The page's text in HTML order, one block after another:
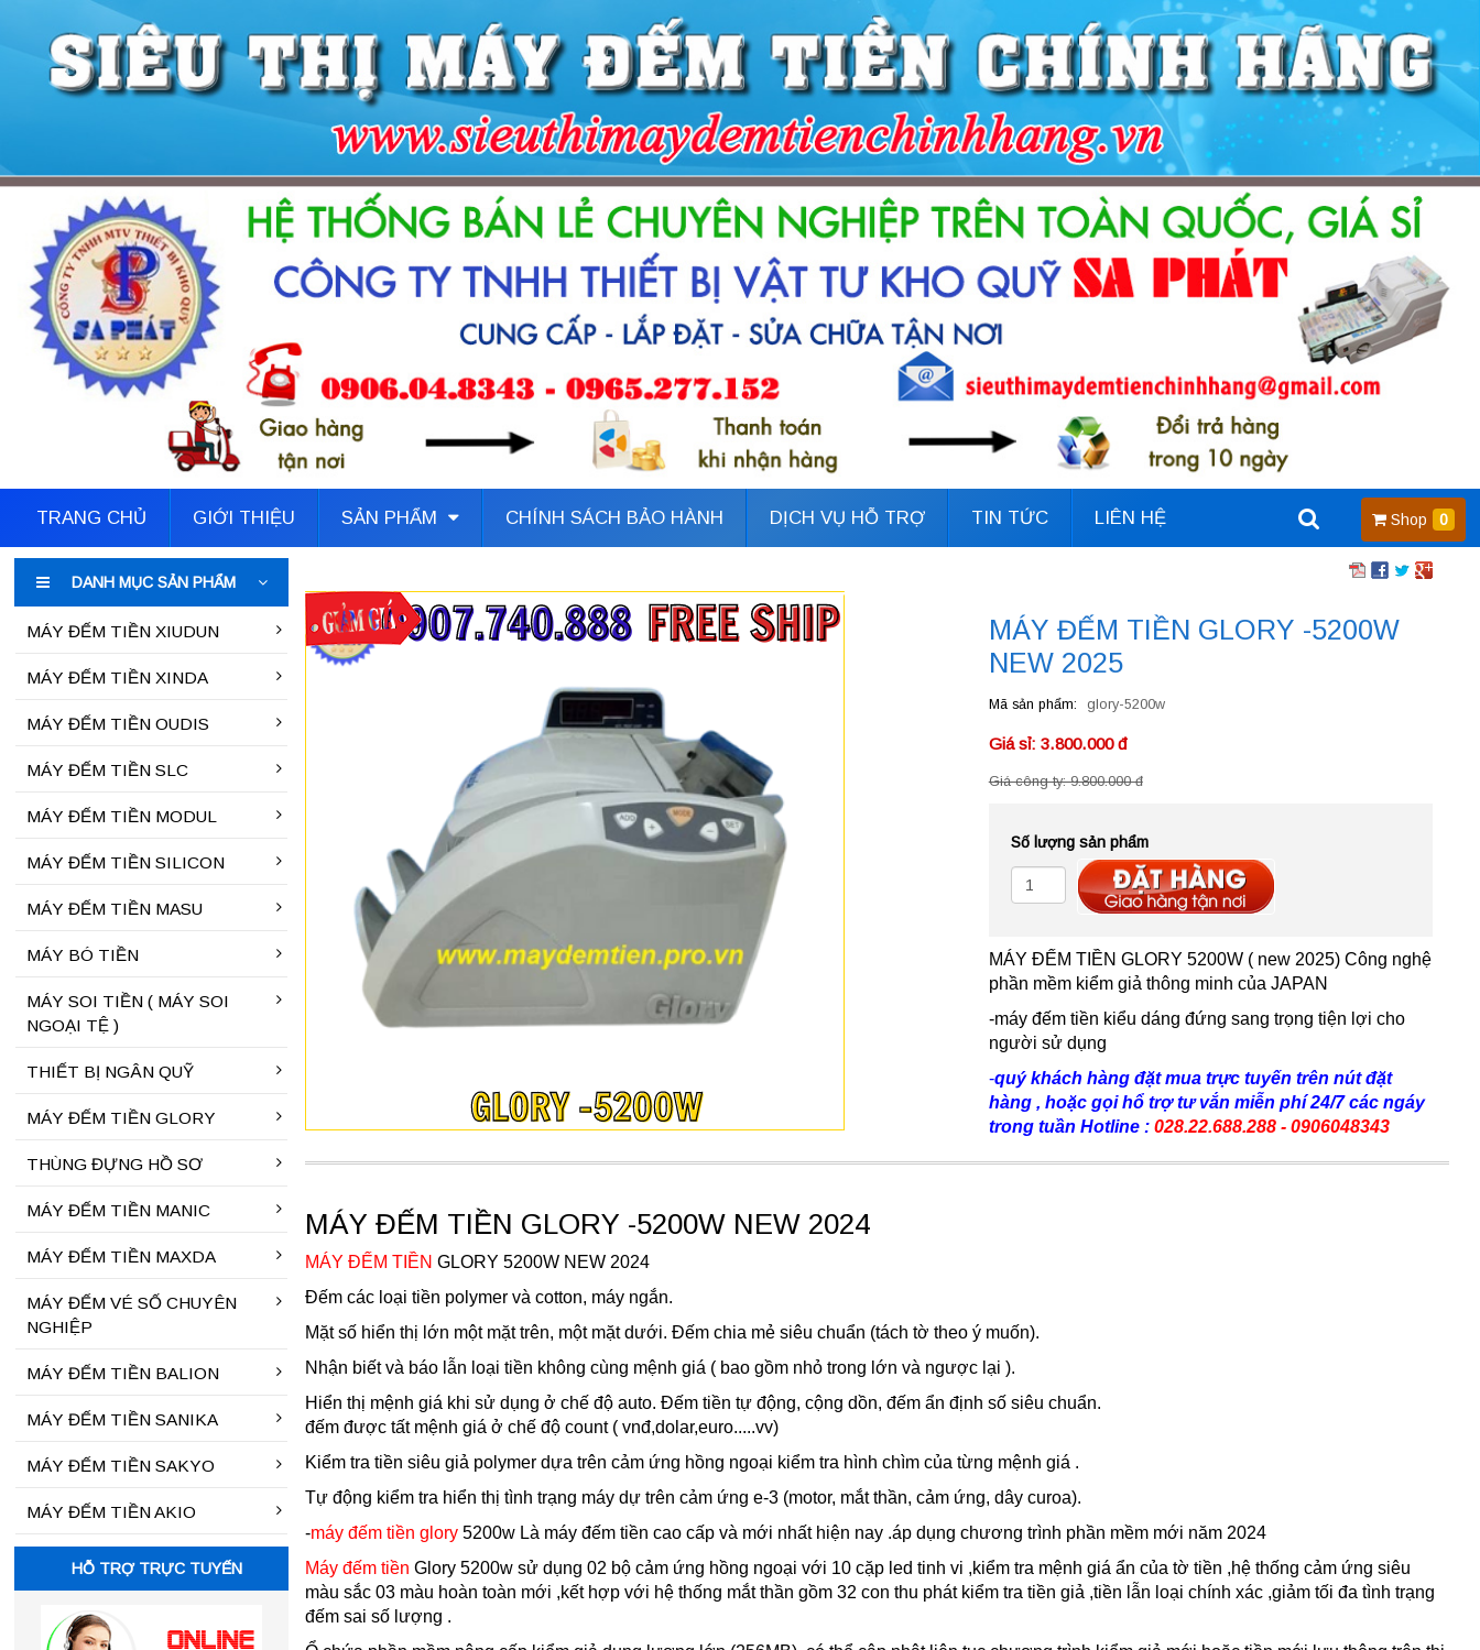
TRANG CHỦ GIỚI THIỆU SẢN PHẨM CHÍNH SÁCH BẢO HÀNH DỊCH VỤ HỖ TRỢ TIN TỨC LIÊN HỆ Shop 0
MÁY ĐẾM TIỀN GLORY -5200W
NEW 2025
Mã sản phẩm glory-5200w
Giá sỉ: 3.800.000 đ
Giá công ty: 9.800.000 đ
Số lượng sản phẩm
MÁY ĐẾM TIỀN GLORY 5200W ( new 2025) Công nghệ
phần mềm kiểm giả thông minh của JAPAN
-máy đếm tiền kiểu dáng đứng sang trọng tiện lợi cho
người sử dụng
-quý khách hàng đặt mua trực tuyến trên nút đặt
hàng , hoặc gọi hổ trợ tư vắn miễn phí 24/7 các ngáy
trong tuần Hotline :028.22.688.288 - 0906048343
MÁY ĐẾM TIỀN GLORY -5200W NEW 2024
MÁY ĐẾM TIỀN GLORY 5200W NEW 2024
Đếm các loại tiền polymer và cotton, máy ngắn.
Mặt số hiển thị lớn một mặt trên, một mặt dưới. Đếm chia mẻ siêu chuẩn (tách tờ theo ý muốn).
Nhận biết và báo lẫn loại tiền không cùng mệnh giá ( bao gồm nhỏ trong lớn và ngược lại ).
Hiển thị mệnh giá khi sử dụng ở chế độ auto. Đếm tiền tự động, cộng dồn, đếm ẩn định số siêu chuẩn.
đếm được tất mệnh giá ở chế độ count ( vnđ,dolar,euro.....vv)
Kiểm tra tiền siêu giả polymer dựa trên cảm ứng hồng ngoại kiểm tra hình chìm của từng mệnh giá .
Tự động kiểm tra hiển thị tình trạng máy dự trên cảm ứng e-3 (motor, mắt thần, cảm ứng, dây curoa).
-máy đếm tiền glory5200w Là máy đếm tiền cao cấp và mới nhất hiện nay .áp dụng chương trình phần mềm mới năm 2024
Máy đếm tiền Glory 5200w sử dụng 02 bộ cảm ứng hồng ngoại với 10 cặp led tinh vi ,kiểm tra mệnh giá ẩn của tờ tiền ,hệ thống cảm ứng siêu
màu sắc 03 màu hoàn toàn mới ,kết hợp với hệ thống mắt thần gồm 32 con thu phát kiểm tra tiền giả ,tiền lẫn loại chính xác ,giảm tối đa tình trạng
đếm sai số lượng .
DANH MỤC SẢN PHẨM
MÁY ĐẾM TIỀN XIUDUN
MÁY ĐẾM TIỀN XINDA
MÁY ĐẾM TIỀN OUDIS
MÁY ĐẾM TIỀN SLC
MÁY ĐẾM TIỀN MODUL
MÁY ĐẾM TIỀN SILICON
MÁY ĐẾM TIỀN MASU
MÁY BÓ TIỀN
MÁY SOI TIỀN ( MÁY SOI
NGOẠI TỆ )
THIẾT BỊ NGÂN QUỸ
MÁY ĐẾM TIỀN GLORY
THÙNG ĐỰNG HỒ SƠ
MÁY ĐẾM TIỀN MANIC
MÁY ĐẾM TIỀN MAXDA
MÁY ĐẾM VÉ SỐ CHUYÊN
NGHIỆP
MÁY ĐẾM TIỀN BALION
MÁY ĐẾM TIỀN SANIKA
MÁY ĐẾM TIỀN SAKYO
MÁY ĐẾM TIỀN AKIO
HỖ TRỢ TRỰC TUYẾN